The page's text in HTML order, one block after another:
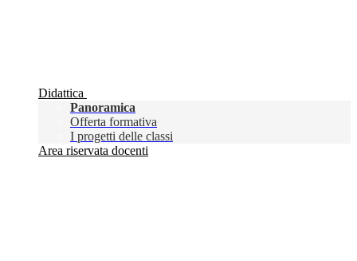
Didattica
Panoramica
Offerta formativa
I progetti delle classi
Area riservata docenti